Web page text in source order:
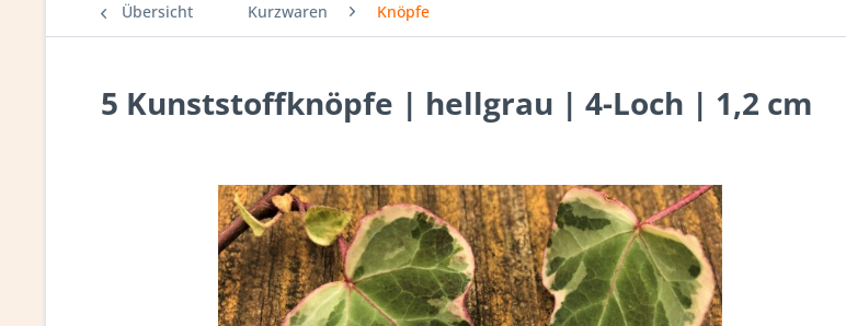
Übersicht Kurzwaren Knöpfe
5 Kunststoffknöpfe | hellgrau | 4-Loch | 1,2 cm